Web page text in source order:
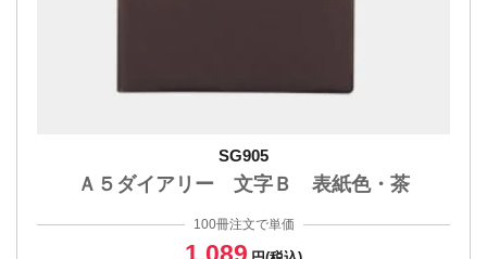
SG905
Ａ５ダイアリー 文字Ｂ 表紙色・茶
100冊注文で単価
1,089